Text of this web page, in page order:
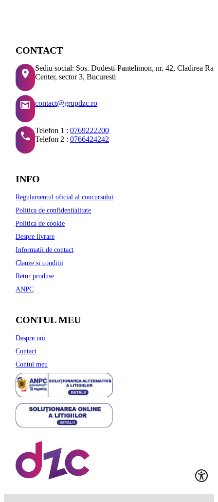
CONTACT
Sediu social: Sos. Dudesti-Pantelimon, nr. 42, Cladirea
Center, sector 3, Bucuresti
contact@grupdzc.ro
Telefon 1 : 0769222200
Telefon 2 : 0766424242
INFO
Regulamentul oficial al concursului
Politica de confidentialitate
Politica de cookie
Despre livrare
Informatii de contact
Clauze si conditii
Retur produse
ANPC
CONTUL MEU
Despre noi
Contact
Contul meu